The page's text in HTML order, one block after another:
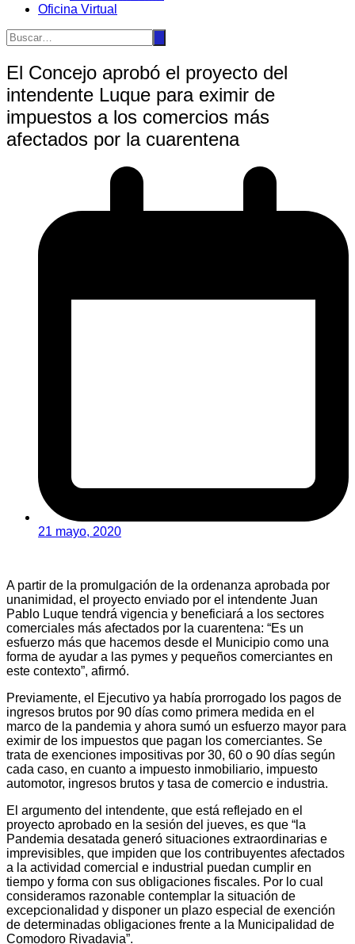
Oficina Virtual
El Concejo aprobó el proyecto del
intendente Luque para eximir de
impuestos a los comercios más
afectados por la cuarentena
21 mayo, 2020
A partir de la promulgación de la ordenanza aprobada por
unanimidad, el proyecto enviado por el intendente Juan
Pablo Luque tendrá vigencia y beneficiará a los sectores
comerciales más afectados por la cuarentena: “Es un
esfuerzo más que hacemos desde el Municipio como una
forma de ayudar a las pymes y pequeños comerciantes en
este contexto”, afirmó.
Previamente, el Ejecutivo ya había prorrogado los pagos de
ingresos brutos por 90 días como primera medida en el
marco de la pandemia y ahora sumó un esfuerzo mayor para
eximir de los impuestos que pagan los comerciantes. Se
trata de exenciones impositivas por 30, 60 o 90 días según
cada caso, en cuanto a impuesto inmobiliario, impuesto
automotor, ingresos brutos y tasa de comercio e industria.
El argumento del intendente, que está reflejado en el
proyecto aprobado en la sesión del jueves, es que “la
Pandemia desatada generó situaciones extraordinarias e
imprevisibles, que impiden que los contribuyentes afectados
a la actividad comercial e industrial puedan cumplir en
tiempo y forma con sus obligaciones fiscales. Por lo cual
consideramos razonable contemplar la situación de
excepcionalidad y disponer un plazo especial de exención
de determinadas obligaciones frente a la Municipalidad de
Comodoro Rivadavia”.